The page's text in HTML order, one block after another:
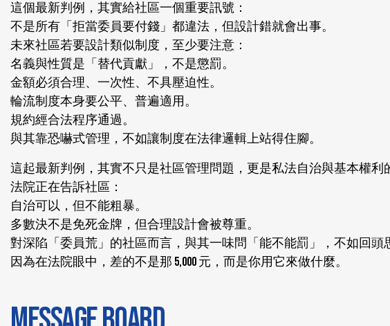
這個最新判例，其實給社區一個重要訊號：
不是所有「拒當委員要付錢」都違法，但設計錯就會出事。
未來社區若要設計類似制度，至少要注意：
名義與性質是「替代貢獻」，不是懲罰。
金額必須合理、一次性、不具壓迫性。
輪流制度本身要公平、普遍適用。
規約經合法程序通過。
與其靠恐嚇式管理，不如讓制度在法律邏輯上站得住腳。
這起最新判例，其實不只是社區管理問題，更是私法自治與基本權利
法院正在告訴社區：
自治可以，但不能粗暴。
多數決不是免死金牌，但合理設計會被尊重。
對深陷「委員荒」的社區而言，與其一味問「能不能罰」，不如回頭
因為在法院眼中，差的不是那 5,000 元，而是你用它來做什麼。